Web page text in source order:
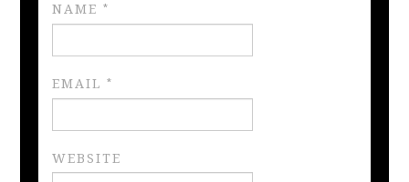
NAME*
EMAIL*
WEBSITE